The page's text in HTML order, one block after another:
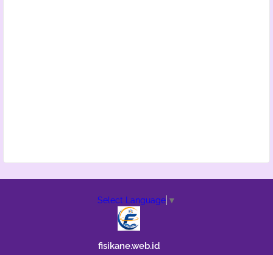
Select Language ▼
fisikane.web.id